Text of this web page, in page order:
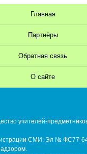
Главная
Партнёры
Обратная связь
О сайте
учителей-
СМИ: Эл № ФС77-